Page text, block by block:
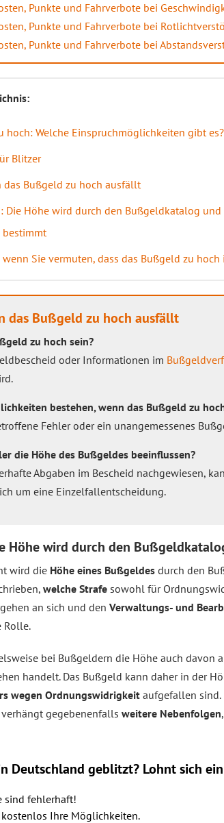
Punkte und Fahrverbote bei
Punkte und Fahrverbote bei
Punkte und Fahrverbote bei
hoch: Welche Einspruchmöglichkeiten gibt es?
Blitzer
das Bußgeld zu hoch ausfällt
Die Höhe wird durch den Bußgeldkatalog
bestimmt
wenn Sie vermuten, dass das Bußgeld zu hoch
das Bußgeld zu hoch ausfällt
zu hoch sein?
oder Informationen im
bestehen, wenn das Bußgeld zu
Fehler oder ein unangemessenes
die Höhe des Bußgeldes beeinflussen?
Abgaben im Bescheid nachgewiesen,
um eine Einzelfallentscheidung.
Höhe wird durch den
wird die Höhe eines Bußgeldes durch den
welche Strafe sowohl für
an sich und den Verwaltungs- und
Rolle.
bei Bußgeldern die Höhe auch davon
handelt. Das Bußgeld kann daher in der
wegen Ordnungswidrigkeitaufgefallen sind.
gegebenenfalls weitere Nebenfolgen
Deutschland geblitzt? Lohnt sich ein
sind fehlerhaft!
kostenlos Ihre Möglichkeiten.